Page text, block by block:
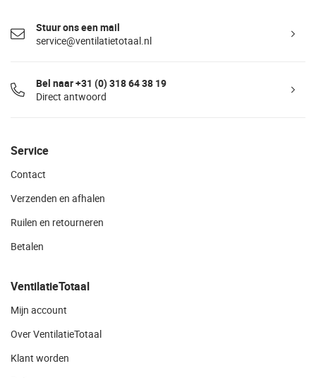
Stuur ons een mail
service@ventilatietotaal.nl
Bel naar +31 (0) 318 64 38 19
Direct antwoord
Service
Contact
Verzenden en afhalen
Ruilen en retourneren
Betalen
VentilatieTotaal
Mijn account
Over VentilatieTotaal
Klant worden